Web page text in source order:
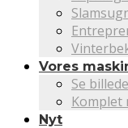
Vores
Se
Komplet
Nyt